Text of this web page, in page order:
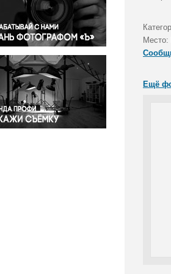
Правосудие
Происшествия и конфликты
Религия
Светская жизнь
Спорт
Экология
Экономика и бизнес
Место:
Ещё